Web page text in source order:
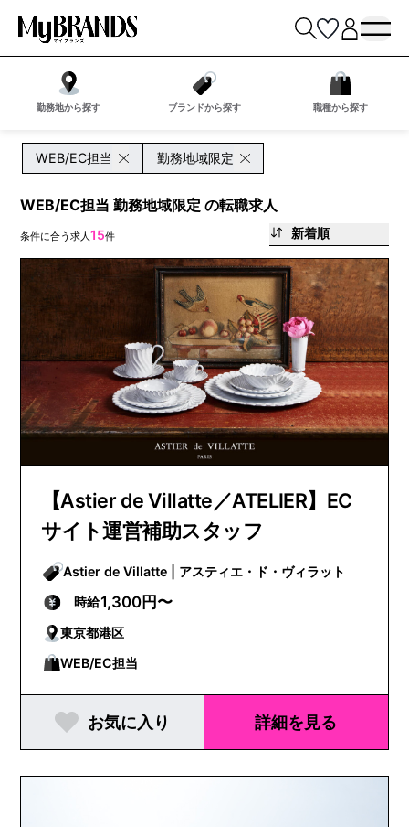
勤務地から探す ブランドから探す 職種から探す
WEB/EC担当 勤務地域限定
WEB/EC担当 勤務地域限定 の転職求人
条件に合う求人15件 新着順
【Astier de Villatte／ATELIER】EC
サイト運営補助スタッフ
Astier de Villatte | アスティエ・ド・ヴィラット
時給1,300円〜
東京都港区
WEB/EC担当
お気に入り 詳細を見る